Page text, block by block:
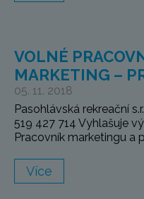
VOLNÉ
MARKETING –
05. 11. 2018
Pasohlávská rekreační
519 427 714 Vyhlašuje
Pracovník marketingu a
Více